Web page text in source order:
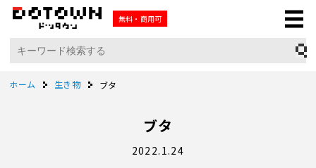
無料・商用可
ホーム 生き物 ブタ
ブタ
2022.1.24